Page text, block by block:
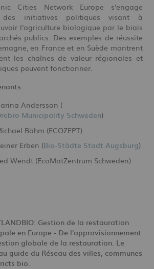
Cities Network Europe s'engage
initiatives politiques visant à
l'agriculture biologique par le biais
publics. Des exemples de réussite
en France et en Suède montrent
les chaînes de valeur régionales et
peuvent fonctionner.
:
Andersson (
Municipality Schweden)
Böhm (ECOZEPT)
Erben (Bio-Städte Stadt Augsburg)
Wendt (EcoMatZentrum Schweden)
Gestion de la restauration
en Europe - De l'approvisionnement
globale de la restauration. Le
guide du Réseau des villes, communes
bio.